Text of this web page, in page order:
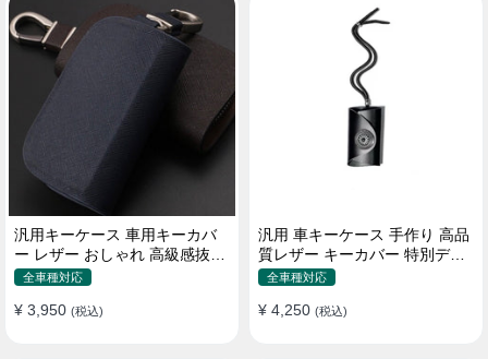
汎用キーケース 車用キーカバ
ー レザー おしゃれ 高級感抜群
ロゴオーダーメイド
全車種対応
¥ 3,950 (税込)
汎用 車キーケース 手作り 高品
質レザー キーカバー 特別デザ
イン 手触りいい
全車種対応
¥ 4,250 (税込)